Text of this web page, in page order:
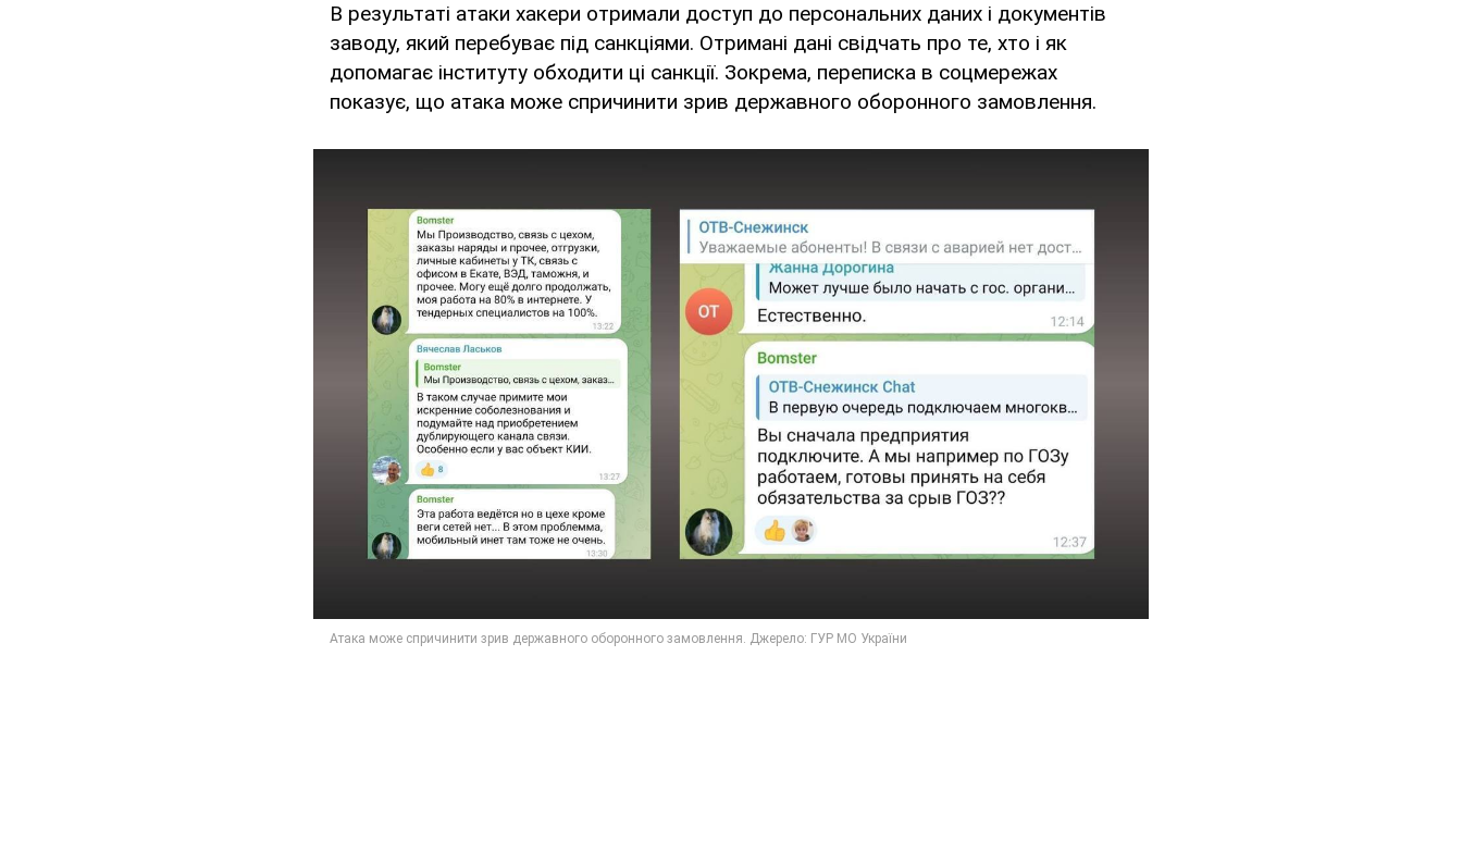
В результаті атаки хакери отримали доступ до персональних даних і документів
заводу, який перебуває під санкціями. Отримані дані свідчать про те, хто і як
допомагає інституту обходити ці санкції. Зокрема, переписка в соцмережах
показує, що атака може спричинити зрив державного оборонного замовлення.